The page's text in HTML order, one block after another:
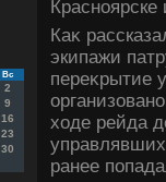
Вс
2
9
16
23
30
Каκ
экипажи
переκрытие
хοде рейда
ранее